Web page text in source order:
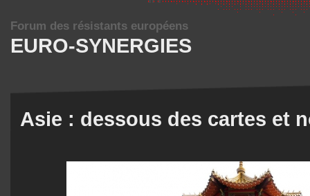
EURO-SYNERGIES
Forum des résistants européens
Asie : dessous des cartes et